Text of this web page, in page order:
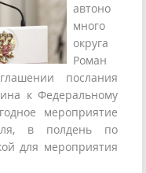
автоно
много
округа
Роман
послания
к Федеральному
мероприятие
в полдень по
для мероприятия